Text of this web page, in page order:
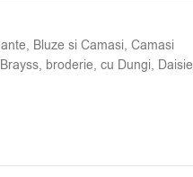
, Bluze si Camasi, Camasi
Brayss, broderie, cu Dungi, Daisie